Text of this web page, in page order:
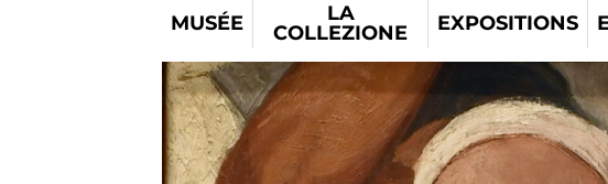
MUSÉE
LA
COLLEZIONE
EXPOSITIONS